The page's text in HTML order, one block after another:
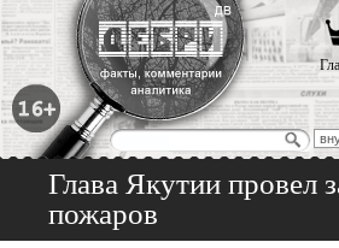
Глава Якутии провел
пожаров